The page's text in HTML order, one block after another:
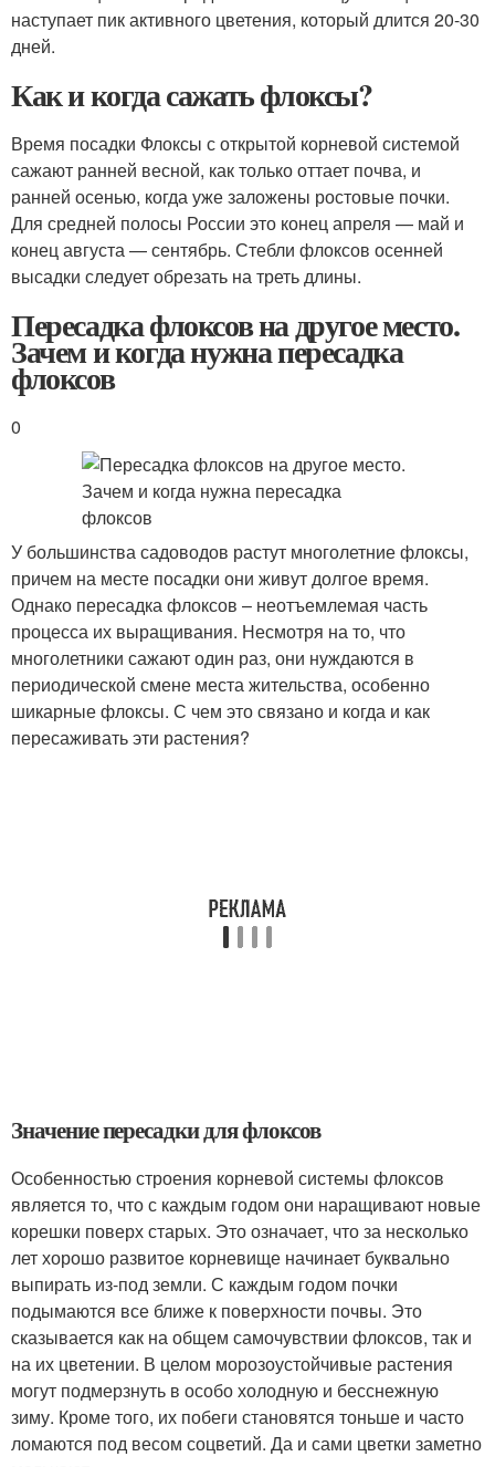
наступает пик активного цветения, который длится 20-30
дней.
Как и когда сажать флоксы?
Время посадки Флоксы с открытой корневой системой
сажают ранней весной, как только оттает почва, и
ранней осенью, когда уже заложены ростовые почки.
Для средней полосы России это конец апреля — май и
конец августа — сентябрь. Стебли флоксов осенней
высадки следует обрезать на треть длины.
Пересадка флоксов на другое место.
Зачем и когда нужна пересадка
флоксов
0
У большинства садоводов растут многолетние флоксы,
причем на месте посадки они живут долгое время.
Однако пересадка флоксов – неотъемлемая часть
процесса их выращивания. Несмотря на то, что
многолетники сажают один раз, они нуждаются в
периодической смене места жительства, особенно
шикарные флоксы. С чем это связано и когда и как
пересаживать эти растения?
Значение пересадки для флоксов
Особенностью строения корневой системы флоксов
является то, что с каждым годом они наращивают новые
корешки поверх старых. Это означает, что за несколько
лет хорошо развитое корневище начинает буквально
выпирать из-под земли. С каждым годом почки
подымаются все ближе к поверхности почвы. Это
сказывается как на общем самочувствии флоксов, так и
на их цветении. В целом морозоустойчивые растения
могут подмерзнуть в особо холодную и бесснежную
зиму. Кроме того, их побеги становятся тоньше и часто
ломаются под весом соцветий. Да и сами цветки заметно